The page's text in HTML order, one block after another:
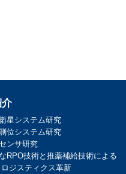
星システム研究
位システム研究
ンサ研究
RPO技術と推薬補給技術による
ジスティクス革新